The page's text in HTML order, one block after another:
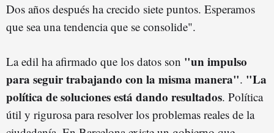
Dos años después ha crecido siete puntos. Esperamos
que sea una tendencia que se consolide".
La edil ha afirmado que los datos son "un impulso
para seguir trabajando con la misma manera". "La
política de soluciones está dando resultados. Política
útil y rigurosa para resolver los problemas reales de la